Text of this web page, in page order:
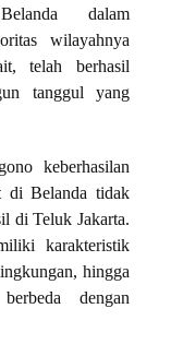
dalam
wilayahnya
telah berhasil
tanggul yang
keberhasilan
di Belanda tidak
di Teluk Jakarta.
karakteristik
hingga
dengan